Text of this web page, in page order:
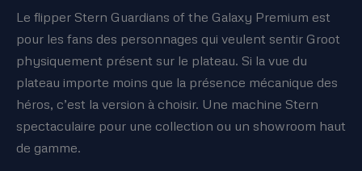
Le flipper Stern Guardians of the Galaxy Premium est
pour les fans des personnages qui veulent sentir Groot
physiquement présent sur le plateau. Si la vue du
plateau importe moins que la présence mécanique des
héros, c’est la version à choisir. Une machine Stern
spectaculaire pour une collection ou un showroom haut
de gamme.